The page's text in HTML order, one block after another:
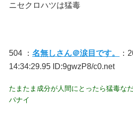
ニセクロハツは猛毒
504 ： 名無しさん＠涙目です。
：
14:34:29.95 ID:9gwzP8/c0.net
たまたま成分が人間にとったら猛毒な
パナイ